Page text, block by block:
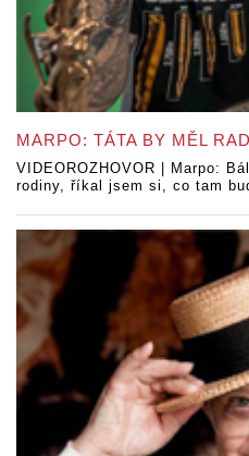
MARPO: TÁTA BY MĚL
VIDEOROZHOVOR | Marpo:
rodiny, říkal jsem si, co tam